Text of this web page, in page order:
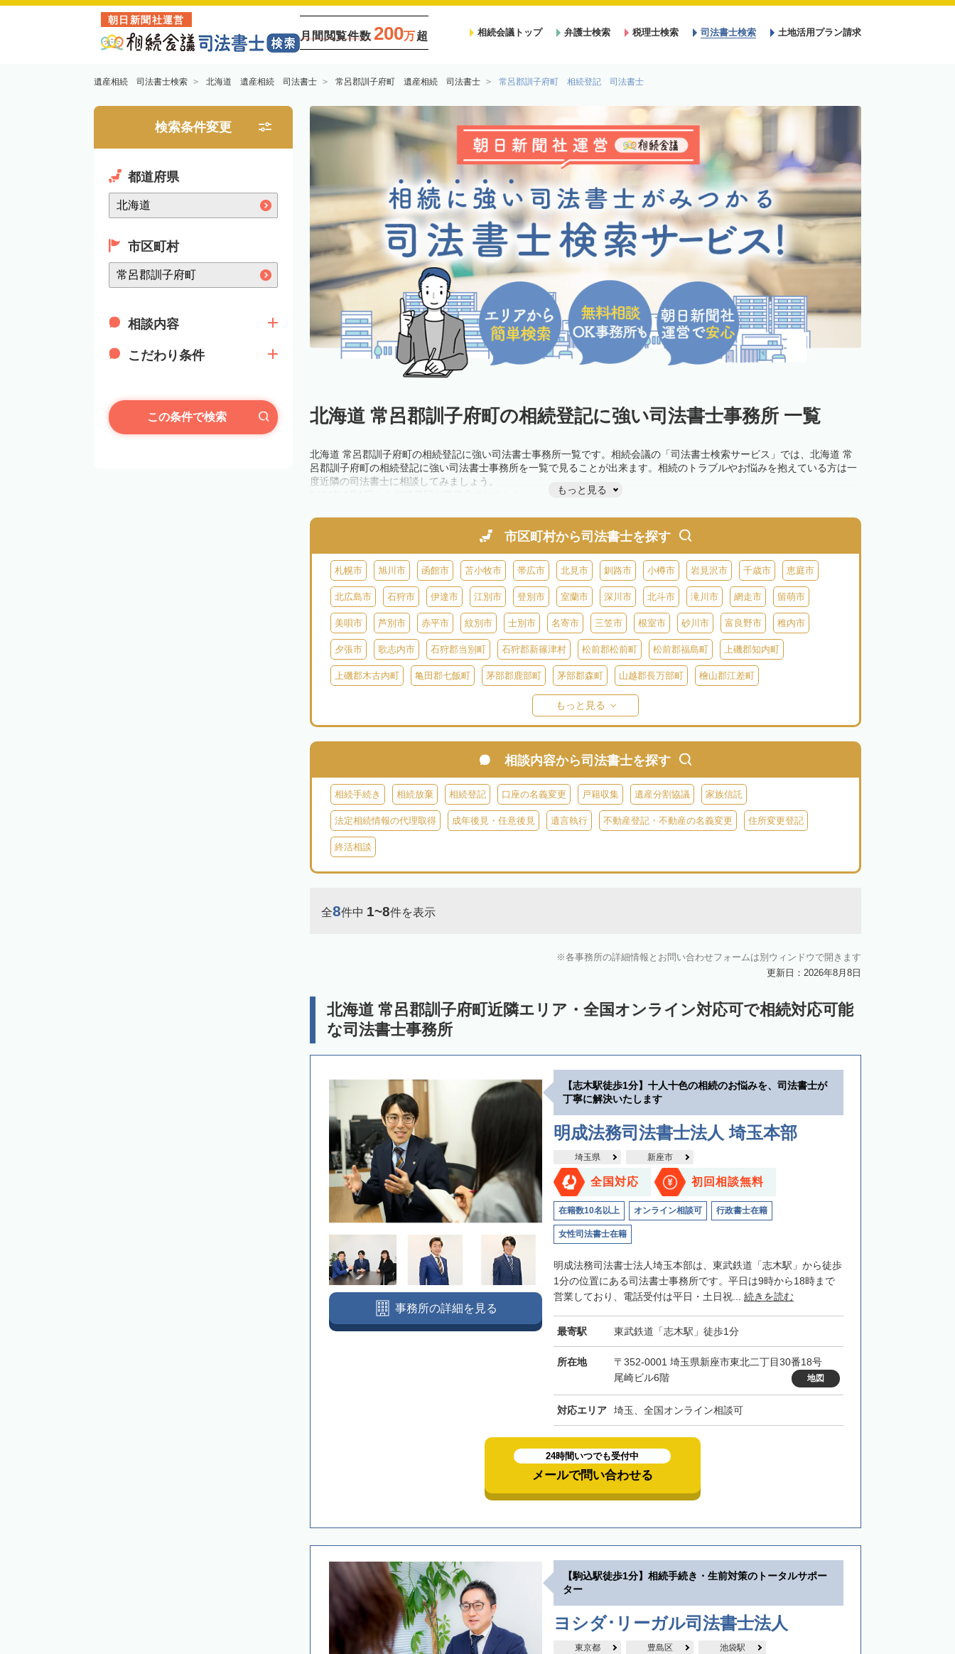
朝日新聞社運営
月間閲覧件数 200万超 相続会議トップ 弁護士検索 税理士検索 司法書士検索 土地活用プラン請求
遺産相続 司法書士検索 北海道 遺産相続 司法書士 常呂郡訓子府町 遺産相続 司法書士 常呂郡訓子府町 相続登記 司法書士
検索条件変更
都道府県
市区町村
相談内容
こだわり条件
この条件で検索 北海道 常呂郡訓子府町の相続登記に強い司法書士事務所 一覧
北海道 常呂郡訓子府町の相続登記に強い司法書士事務所一覧です。相続会議の「司法書士検索サービス」では、北海道 常
呂郡訓子府町の相続登記に強い司法書士事務所を一覧で見ることが出来ます。相続のトラブルやお悩みを抱えている方は一
度近隣の司法書士に相談してみましょう。
きが必要です。義務化前の相続も対象となるため注意しましょう。
相続登記は法律で定められており、司法書士に依頼すれば手間を省けます。その他の相続手続きも任せることが可能です。
制度の活用を検討しましょう。司法書士への相談も可能です。
もっと見る
市区町村から司法書士を探す
札幌市 旭川市 函館市 苫小牧市 帯広市 北見市 釧路市 小樽市 岩見沢市 千歳市 恵庭市
北広島市 石狩市 伊達市 江別市 登別市 室蘭市 深川市 北斗市 滝川市 網走市 留萌市
美唄市 芦別市 赤平市 紋別市 士別市 名寄市 三笠市 根室市 砂川市 富良野市 稚内市
夕張市 歌志内市 石狩郡当別町 石狩郡新篠津村 松前郡松前町 松前郡福島町 上磯郡知内町
上磯郡木古内町 亀田郡七飯町 茅部郡鹿部町 茅部郡森町 山越郡長万部町 檜山郡江差町
奥尻郡奥尻町
島牧郡島牧村 寿都郡寿都町 寿都郡黒松内町 磯谷郡蘭越町 虻田郡ニセコ町 虻田郡倶知安町
虻田郡喜茂別町 虻田郡京極町 虻田郡豊浦町
岩内郡共和町 岩内郡岩内町 二海郡八雲町 古宇郡泊村 古宇郡神恵内村 古平郡古平町 積丹郡積丹町
余市郡仁木町 余市郡余市町 余市郡赤井川村 空知郡南幌町 空知郡奈井江町 空知郡上砂川町
空知郡上富良野町 空知郡中富良野町 空知郡南富良野町 夕張郡由仁町 夕張郡長沼町 夕張郡栗山町
樺戸郡月形町
上川郡東神楽町 上川郡鷹栖町
中川郡幕別町 中川郡池田町 中川郡豊頃町
天塩郡遠別町 天塩郡天塩町 天塩郡豊富町 天塩郡幌延町 宗谷郡猿払村 枝幸郡浜頓別町
斜里郡清里町 斜里郡小清水町 常呂郡訓子府町
常呂郡置戸町 常呂郡佐呂間町 紋別郡遠軽町 紋別郡湧別町 紋別郡滝上町
紋別郡西興部村 紋別郡雄武町 白老郡白老町 沙流郡日高町 沙流郡平取町 新冠郡新冠町
浦河郡浦河町 様似郡様似町
河東郡上士幌町 河東郡鹿追町 河西郡芽室町 河西郡中札内村 河西郡更別村 広尾郡大樹町
広尾郡広尾町 足寄郡足寄町 足寄郡陸別町 十勝郡浦幌町 釧路郡釧路町 厚岸郡厚岸町 厚岸郡浜中町
白糠郡白糠町 野付郡別海町
標津郡標津町 目梨郡羅臼町
もっと見る
相談内容から司法書士を探す
相続手続き 相続放棄 相続登記 口座の名義変更 戸籍収集 遺産分割協議 家族信託
法定相続情報の代理取得 成年後見・任意後見 遺言執行 不動産登記・不動産の名義変更 住所変更登記
終活相談
全8件中 1~8件を表示
各事務所の詳細情報とお問い合わせフォームは別ウィンドウで開きます
更新日：2026年8月8日
北海道 常呂郡訓子府町近隣エリア・全国オンライン対応可で相続対応可能
な司法書士事務所
【志木駅徒歩1分】十人十色の相続のお悩みを、司法書士が
丁寧に解決いたします
明成法務司法書士法人 埼玉本部
埼玉県 新座市
全国対応 初回相談無料
在籍数10名以上 オンライン相談可 行政書士在籍
女性司法書士在籍
明成法務司法書士法人埼玉本部は、東武鉄道「志木駅」から徒歩
1分の位置にある司法書士事務所です。平日は9時から18時まで
営業しており、電話受付は平日・土日祝... 続きを読む
最寄駅 東武鉄道「志木駅」徒歩1分
所在地
〒352-0001 埼玉県新座市東北二丁目30番18号
尾崎ビル6階
地図
対応エリア 埼玉、全国オンライン相談可
事務所の詳細を見る
24時間いつでも受付中
メールで問い合わせる
【駒込駅徒歩1分】相続手続き・生前対策のトータルサポー
ター
ヨシダ･リーガル司法書士法人
東京都 豊島区 池袋駅